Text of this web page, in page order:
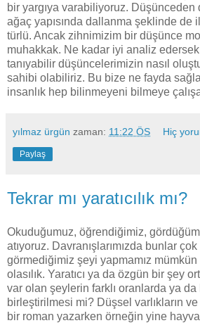
bir yargıya varabiliyoruz.
ağaç yapısında dallanma şeklinde de
türlü. Ancak zihnimizim bir düşünce
muhakkak. Ne kadar iyi analiz
tanıyabilir düşüncelerimizin nasıl
sahibi olabiliriz. Bu bize ne fayda
insanlık hep bilinmeyeni bilmeye
yılmaz ürgün zaman: 11:22 ÖS Hiç
Paylaş
Tekrar mı yaratıcılık mı?
Okuduğumuz, öğrendiğimiz,
atıyoruz. Davranışlarımızda bunlar
görmediğimiz şeyi yapmamız
olasılık. Yaratıcı ya da özgün bir şey
var olan şeylerin farklı oranlarda ya
birleştirilmesi mi? Düşsel varlıkların
bir roman yazarken örneğin yine